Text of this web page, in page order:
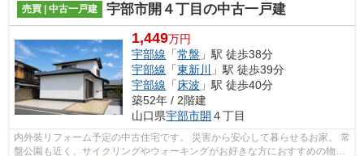
売買 | 中古一戸建 宇部市開４丁目の中古一戸建
1,449万円
宇部線 「常盤 」駅 徒歩38分
宇部線 「東新川
」駅 徒歩39分
宇部線 「床波 」駅 徒歩40分
築52年 / 2階建
山口県宇部市開 ４丁目
内外装リフォーム予定の中古住宅です。 災害から安心して暮らせるお家。 常
盤公園も近く、サイクリングやウォーキングがお好きな方におすすめの物件